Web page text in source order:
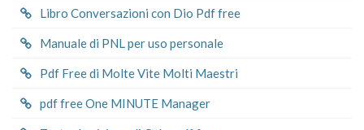
Libro Conversazioni con Dio Pdf free
Manuale di PNL per uso personale
Pdf Free di Molte Vite Molti Maestri
pdf free One MINUTE Manager